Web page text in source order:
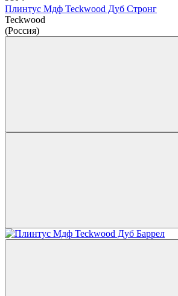
Плинтус Мдф Teckwood Дуб Стронг
Teckwood
(Россия)